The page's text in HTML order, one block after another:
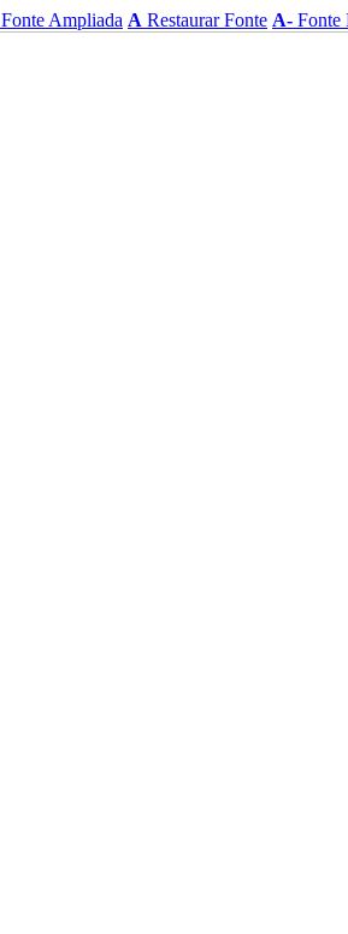
Fonte Ampliada A Restaurar Fonte A- Fonte